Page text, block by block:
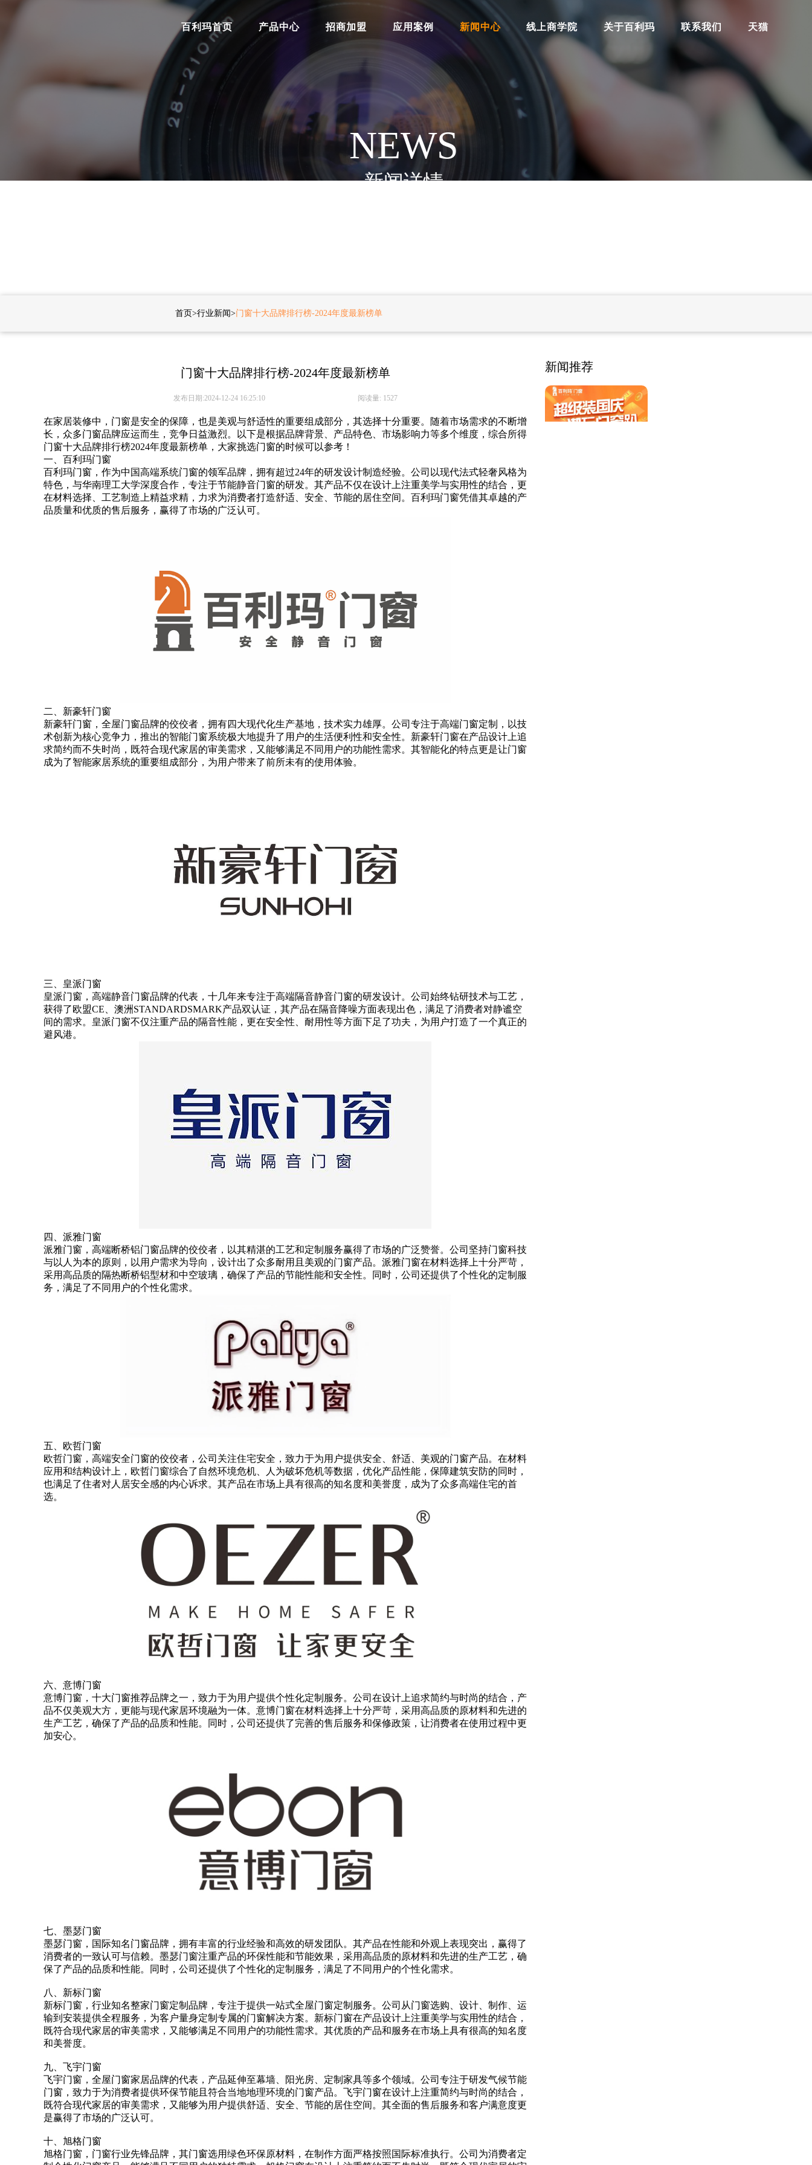
百利玛首页 产品中心 招商加盟 应用案例 新闻中心 线上商学院 关于百利玛 联系我们 天猫
NEWS
新闻详情
首页>行业新闻>门窗十大品牌排行榜-2024年度最新榜单
门窗十大品牌排行榜-2024年度最新榜单
发布日期:2024-12-24 16:25:10 阅读量: 1527
在家居装修中，门窗是安全的保障，也是美观与舒适性的重要组成部分，其选择十分重要。随着市场需求的不断增
长，众多门窗品牌应运而生，竞争日益激烈。以下是根据品牌背景、产品特色、市场影响力等多个维度，综合所得
门窗十大品牌排行榜2024年度最新榜单，大家挑选门窗的时候可以参考！
一、百利玛门窗
百利玛门窗，作为中国高端系统门窗的领军品牌，拥有超过24年的研发设计制造经验。公司以现代法式轻奢风格为
特色，与华南理工大学深度合作，专注于节能静音门窗的研发。其产品不仅在设计上注重美学与实用性的结合，更
在材料选择、工艺制造上精益求精，力求为消费者打造舒适、安全、节能的居住空间。百利玛门窗凭借其卓越的产
品质量和优质的售后服务，赢得了市场的广泛认可。
二、新豪轩门窗
新豪轩门窗，全屋门窗品牌的佼佼者，拥有四大现代化生产基地，技术实力雄厚。公司专注于高端门窗定制，以技
术创新为核心竞争力，推出的智能门窗系统极大地提升了用户的生活便利性和安全性。新豪轩门窗在产品设计上追
求简约而不失时尚，既符合现代家居的审美需求，又能够满足不同用户的功能性需求。其智能化的特点更是让门窗
成为了智能家居系统的重要组成部分，为用户带来了前所未有的使用体验。
三、皇派门窗
皇派门窗，高端静音门窗品牌的代表，十几年来专注于高端隔音静音门窗的研发设计。公司始终钻研技术与工艺，
获得了欧盟CE、澳洲STANDARDSMARK产品双认证，其产品在隔音降噪方面表现出色，满足了消费者对静谧空
间的需求。皇派门窗不仅注重产品的隔音性能，更在安全性、耐用性等方面下足了功夫，为用户打造了一个真正的
避风港。
四、派雅门窗
派雅门窗，高端断桥铝门窗品牌的佼佼者，以其精湛的工艺和定制服务赢得了市场的广泛赞誉。公司坚持门窗科技
与以人为本的原则，以用户需求为导向，设计出了众多耐用且美观的门窗产品。派雅门窗在材料选择上十分严苛，
采用高品质的隔热断桥铝型材和中空玻璃，确保了产品的节能性能和安全性。同时，公司还提供了个性化的定制服
务，满足了不同用户的个性化需求。
五、欧哲门窗
欧哲门窗，高端安全门窗的佼佼者，公司关注住宅安全，致力于为用户提供安全、舒适、美观的门窗产品。在材料
应用和结构设计上，欧哲门窗综合了自然环境危机、人为破坏危机等数据，优化产品性能，保障建筑安防的同时，
也满足了住者对人居安全感的内心诉求。其产品在市场上具有很高的知名度和美誉度，成为了众多高端住宅的首
选。
六、意博门窗
意博门窗，十大门窗推荐品牌之一，致力于为用户提供个性化定制服务。公司在设计上追求简约与时尚的结合，产
品不仅美观大方，更能与现代家居环境融为一体。意博门窗在材料选择上十分严苛，采用高品质的原材料和先进的
生产工艺，确保了产品的品质和性能。同时，公司还提供了完善的售后服务和保修政策，让消费者在使用过程中更
加安心。
七、墨瑟门窗
墨瑟门窗，国际知名门窗品牌，拥有丰富的行业经验和高效的研发团队。其产品在性能和外观上表现突出，赢得了
消费者的一致认可与信赖。墨瑟门窗注重产品的环保性能和节能效果，采用高品质的原材料和先进的生产工艺，确
保了产品的品质和性能。同时，公司还提供了个性化的定制服务，满足了不同用户的个性化需求。
八、新标门窗
新标门窗，行业知名整家门窗定制品牌，专注于提供一站式全屋门窗定制服务。公司从门窗选购、设计、制作、运
输到安装提供全程服务，为客户量身定制专属的门窗解决方案。新标门窗在产品设计上注重美学与实用性的结合，
既符合现代家居的审美需求，又能够满足不同用户的功能性需求。其优质的产品和服务在市场上具有很高的知名度
和美誉度。
九、飞宇门窗
飞宇门窗，全屋门窗家居品牌的代表，产品延伸至幕墙、阳光房、定制家具等多个领域。公司专注于研发气候节能
门窗，致力于为消费者提供环保节能且符合当地地理环境的门窗产品。飞宇门窗在设计上注重简约与时尚的结合，
既符合现代家居的审美需求，又能够为用户提供舒适、安全、节能的居住空间。其全面的售后服务和客户满意度更
是赢得了市场的广泛认可。
十、旭格门窗
旭格门窗，门窗行业先锋品牌，其门窗选用绿色环保原材料，在制作方面严格按照国际标准执行。公司为消费者定
新闻推荐